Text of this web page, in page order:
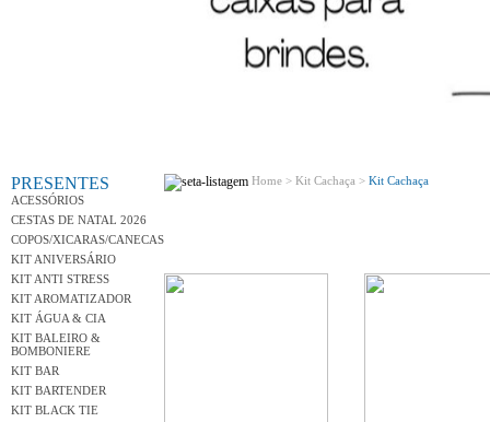
PRESENTES
ACESSÓRIOS
CESTAS DE NATAL 2026
COPOS/XICARAS/CANECAS
KIT ANIVERSÁRIO
KIT ANTI STRESS
KIT AROMATIZADOR
KIT ÁGUA & CIA
KIT BALEIRO &
BOMBONIERE
KIT BAR
KIT BARTENDER
KIT BLACK TIE
Home > Kit Cachaça > Kit Cachaça